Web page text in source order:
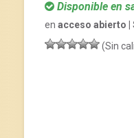
Disponible en
en acceso abierto |
(Sin